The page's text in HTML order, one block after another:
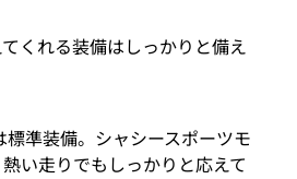
くれる装備はしっかりと備え
標準装備。シャシースポーツモ
い走りでもしっかりと応えて